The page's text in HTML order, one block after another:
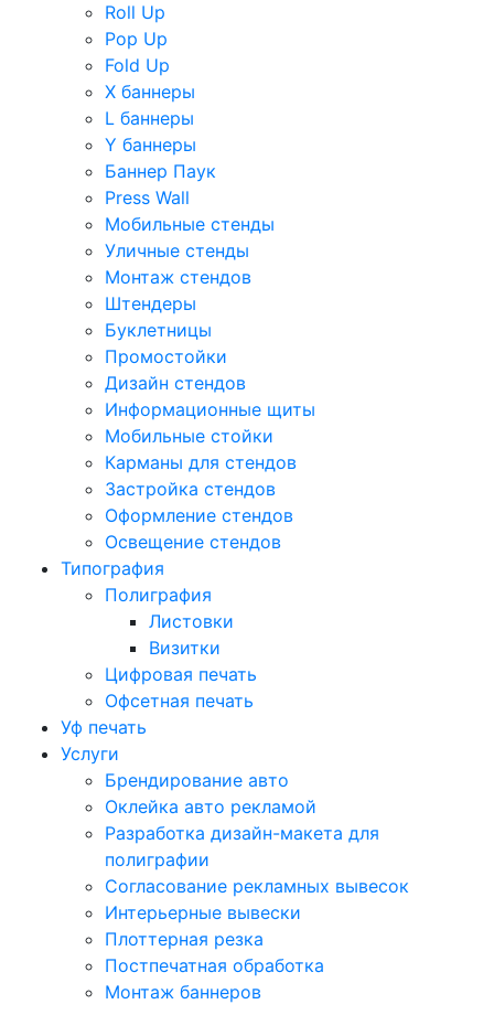
Roll Up
Pop Up
Fold Up
Х баннеры
L баннеры
Y баннеры
Баннер Паук
Press Wall
Мобильные стенды
Уличные стенды
Монтаж стендов
Штендеры
Буклетницы
Промостойки
Дизайн стендов
Информационные щиты
Мобильные стойки
Карманы для стендов
Застройка стендов
Оформление стендов
Освещение стендов
Типография
Полиграфия
Листовки
Визитки
Цифровая печать
Офсетная печать
Уф печать
Услуги
Брендирование авто
Оклейка авто рекламой
Разработка дизайн-макета для
полиграфии
Согласование рекламных вывесок
Интерьерные вывески
Плоттерная резка
Постпечатная обработка
Монтаж баннеров